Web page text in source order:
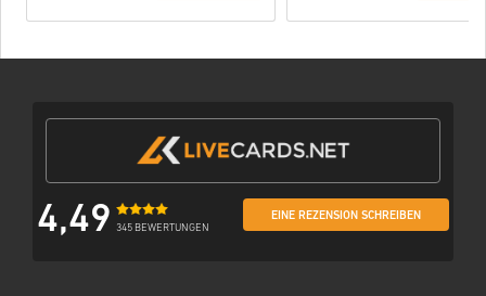
4,49 345 BEWERTUNGEN
EINE REZENSION SCHREIBEN